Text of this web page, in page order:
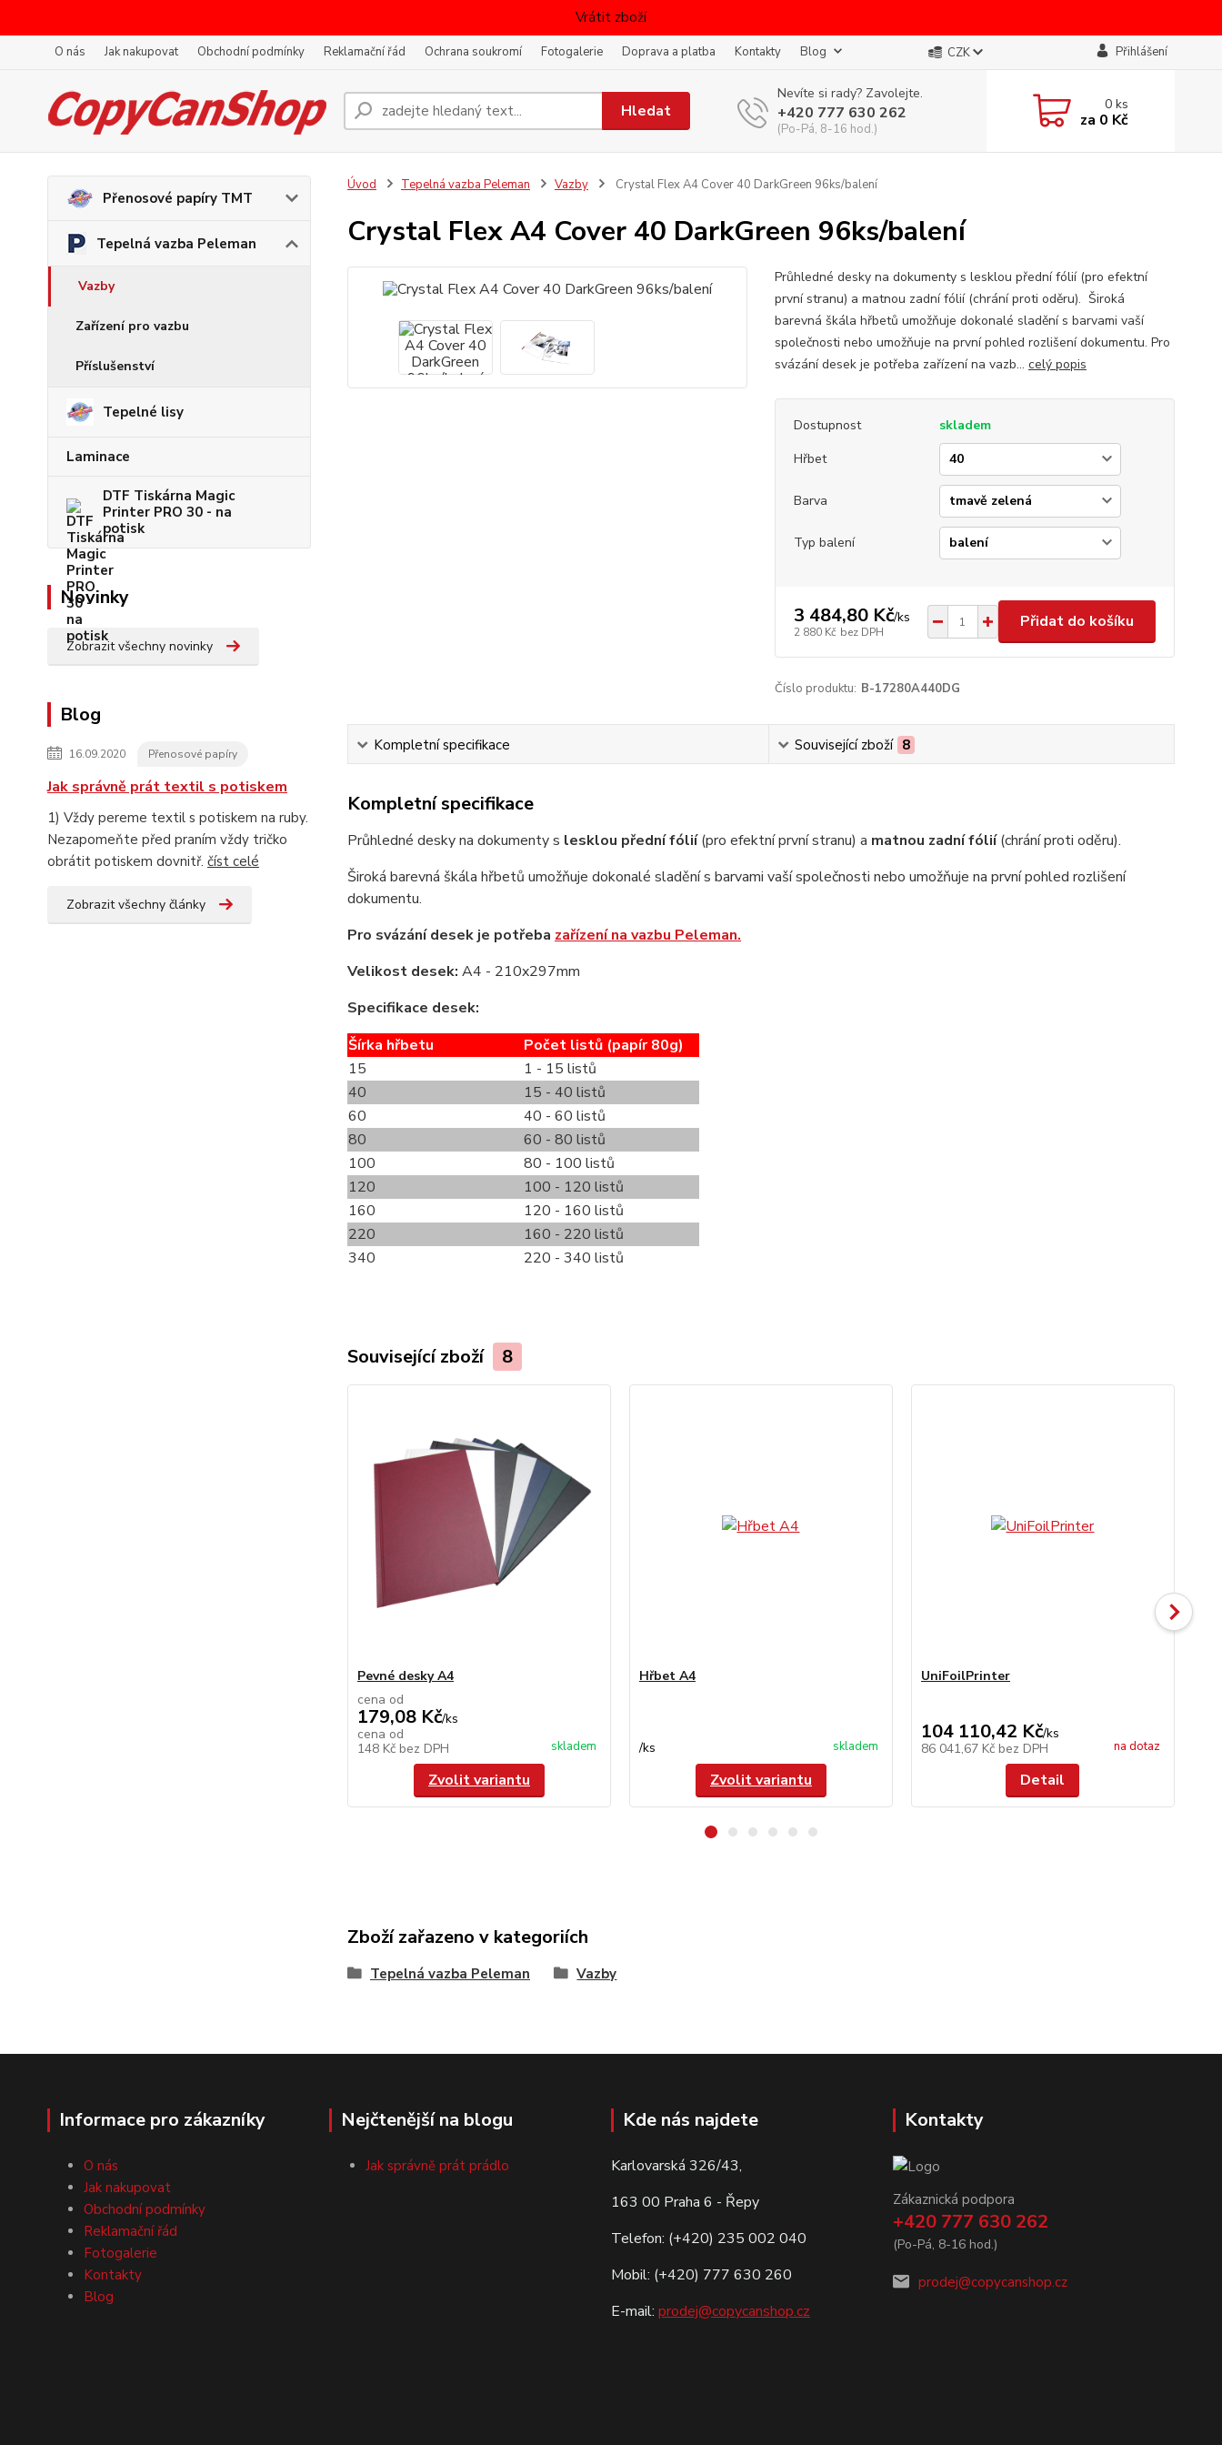
Vrátit zboží
O nás Jak nakupovat Obchodní podmínky Reklamační řád Ochrana soukromí Fotogalerie Doprava a platba Kontakty Blog CZK Přihlášení
Hledat
Nevíte si rady? Zavolejte.
+420 777 630 262
(Po-Pá, 8-16 hod.)
0ks
za 0 Kč
Přenosové papíry TMT
Tepelná vazba Peleman
Vazby
Zařízení pro vazbu
Příslušenství
Tepelné lisy
Laminace
DTF Tiskárna Magic
Printer PRO 30 - na
potisk
Novinky
Zobrazit všechny novinky
Blog
16.09.2020 Přenosové papíry
Jak správně prát textil s potiskem
1) Vždy pereme textil s potiskem na ruby.
Nezapomeňte před praním vždy tričko
obrátit potiskem dovnitř. číst celé
Zobrazit všechny články
Úvod Tepelná vazba Peleman Vazby Crystal Flex A4 Cover 40 DarkGreen 96ks/balení
Crystal Flex A4 Cover 40 DarkGreen 96ks/balení
Průhledné desky na dokumenty s lesklou přední fólií (pro efektní
první stranu) a matnou zadní fólií (chrání proti oděru). Široká
barevná škála hřbetů umožňuje dokonalé sladění s barvami vaší
společnosti nebo umožňuje na první pohled rozlišení dokumentu. Pro
svázání desek je potřeba zařízení na vazb... celý popis
Dostupnost
skladem
Hřbet
Barva
Typ balení
3 484,80 Kč/ks
2 880 Kč bez DPH
Přidat do košíku
Číslo produktu: B-17280A440DG
Kompletní specifikace Související zboží 8
Kompletní specifikace
Průhledné desky na dokumenty s lesklou přední fólií(pro efektní první stranu) a matnou zadní fólií(chrání proti oděru).
Široká barevná škála hřbetů umožňuje dokonalé sladění s barvami vaší společnosti nebo umožňuje na první pohled rozlišení
dokumentu.
Pro svázání desek je potřeba zařízení na vazbu Peleman.
Velikost desek: A4 - 210x297mm
Specifikace desek:
Šírka hřbetu
Počet listů (papír 80g)
15
1 - 15 listů
40
15 - 40 listů
60
40 - 60 listů
80
60 - 80 listů
100
80 - 100 listů
120
100 - 120 listů
160
120 - 160 listů
220
160 - 220 listů
340
220 - 340 listů
Související zboží 8
Pevné desky A4
cena od
179,08 Kč/ks
cena od
148 Kč bez DPH skladem
Zvolit variantu
Hřbet A4
/ks skladem
Zvolit variantu
UniFoilPrinter
104 110,42 Kč/ks
86 041,67 Kč bez DPH na dotaz
Detail
Zboží zařazeno v kategoriích
Tepelná vazba Peleman Vazby
Informace pro zákazníky
O nás
Jak nakupovat
Obchodní podmínky
Reklamační řád
Fotogalerie
Kontakty
Blog
Nejčtenější na blogu
Jak správně prát prádlo
Kde nás najdete
Karlovarská 326/43,
163 00 Praha 6 - Řepy
Telefon: (+420) 235 002 040
Mobil: (+420) 777 630 260
E-mail: prodej@copycanshop.cz
Kontakty
Zákaznická podpora
+420 777 630 262
(Po-Pá, 8-16 hod.)
prodej@copycanshop.cz